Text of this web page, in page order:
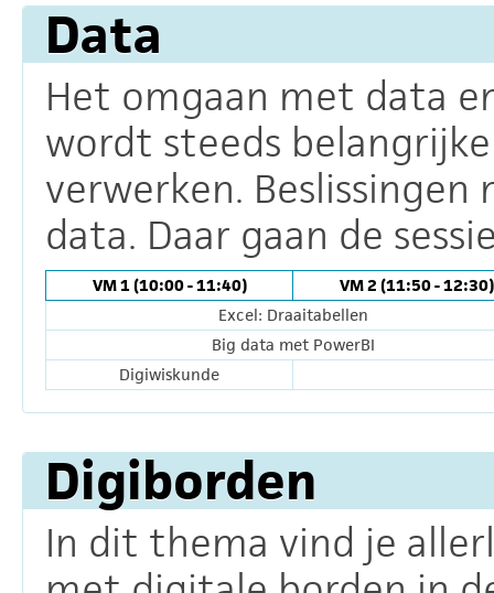
Data
Het omgaan met data
wordt steeds
verwerken. Beslissingen
data. Daar gaan de
VM 1 (10:00 - 11:40)
VM 2 (11:50 - 12:30)
Excel: Draaitabellen
Big data met PowerBI
Digiwiskunde
Digiborden
In dit thema vind je